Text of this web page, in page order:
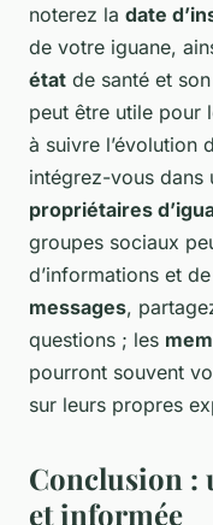
noterez la date
de votre iguane,
état de santé et
peut être utile pour
à suivre l’évolution
intégrez-vous dans
propriétaires
groupes sociaux
d’informations et
messages,
questions ; les
pourront souvent
sur leurs propres
Conclusion :
et informée